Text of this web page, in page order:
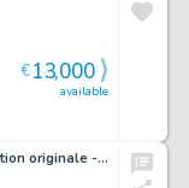
available
€13,000
Jonas et Rose en pied, illustration originale - Undertaker